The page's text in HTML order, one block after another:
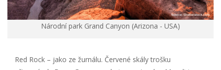
Národní park Grand Canyon (Arizona - USA)
Red Rock – jako ze žurnálu. Červené skály trošku